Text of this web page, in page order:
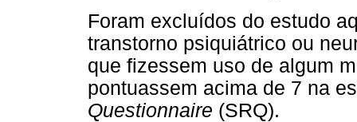
Foram excluídos do estudo
transtorno psiquiátrico ou
que fizessem uso de algum
pontuassem acima de 7 na
Questionnaire (SRQ).